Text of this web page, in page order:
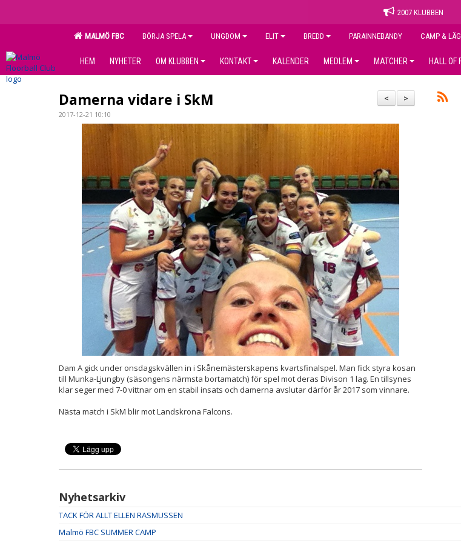
2007 KLUBBEN
MALMÖ FBC BÖRJA SPELA UNGDOM ELIT BREDD PARAINNEBANDY CAMP &
HEM NYHETER OM KLUBBEN KONTAKT KALENDER MEDLEM MATCHER HALL OF
>
<
Damerna vidare i SkM
2017-12-21 10:10
Dam A gick under onsdagskvällen in i Skånemästerskapens kvartsfinalspel. Man fick styra kosan
till Munka-Ljungby (säsongens närmsta bortamatch) för spel mot deras Divison 1 lag. En tillsynes
klar seger med 7-0 vittnar om en stabil insats och damerna avslutar därför år 2017 som vinnare.
Nästa match i SkM blir mot Landskrona Falcons.
Nyhetsarkiv
TACK FÖR ALLT ELLEN RASMUSSEN
Malmö FBC SUMMER CAMP